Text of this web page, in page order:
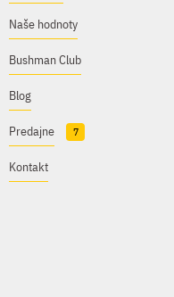
Naše hodnoty
Bushman Club
Blog
Predajne 7
Kontakt